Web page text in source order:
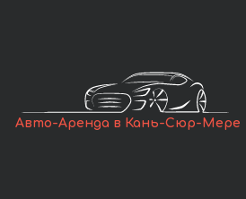
Авто-Аренда в Кань-Сюр-Мере